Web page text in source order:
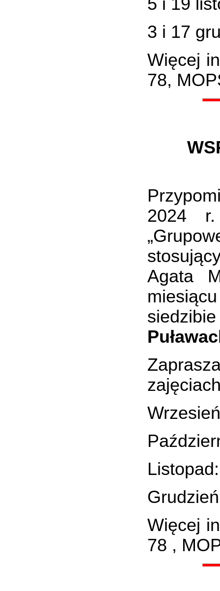
5 i 19
3 i 17
Więcej
78,
2024
Agata
Więcej
78 ,